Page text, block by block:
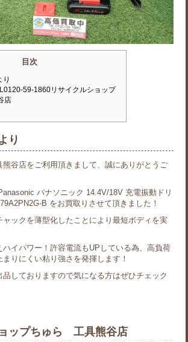
目次
り
59-1860リサイクルショップ
店
り
熊谷店をご利用頂きまして、誠にありがとうご
パナソニック 14.4V/18V 充電振動ドリ
B をお買取りさせて頂きました！
ャックを薄型化したことにより最短ボディを実
ハイパワー！許容電流もUPしている為、高負荷
りにくい粘り強さを発揮します！
品しておりますので気になる方はぜひチェック
ップちゅら 工具熊谷店